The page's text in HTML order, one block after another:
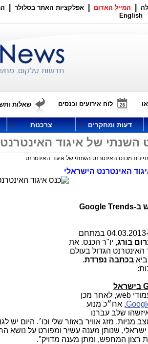
המייל האדום אפלקציות האתר בסלולר
English
לוח אירועים וכנסים שאלות
דעות ומחקרים צרכנות
השנתי של איגוד האינטרנט
מכנס האינטרנט השנתי של איגוד האינטרנט
ב-Google Trends
התקיים ב-04.03.2013 במתחם
בורג, יו"ר הכנס. את
הגדול בעולם
בכתבה נפרדת.
web, לאחר מכן
, אח״כ מנוע
שלב עברנו
מזג אוויר באזור שלי וכו׳. היום יש
שנותן מענה עשיר ומפורט על נושא
רצון המחפש, ומתן מענה מדויק".